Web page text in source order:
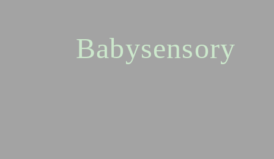
Babysensory